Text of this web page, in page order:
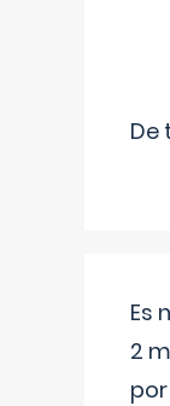
De
Es
2